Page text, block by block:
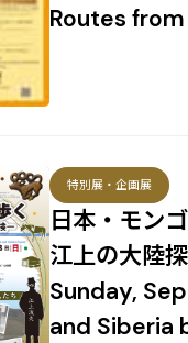
Routes
日本・モン
江上の大陸
Sunday,
and Siberia
特別展・企画展